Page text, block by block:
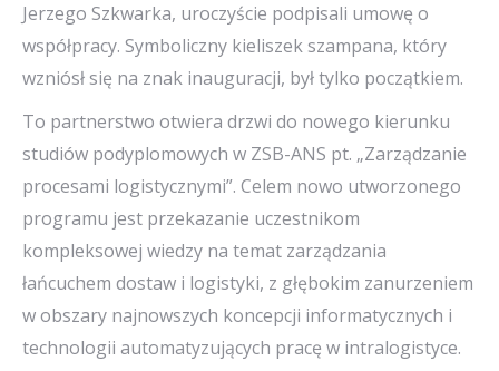
Jerzego Szkwarka, uroczyście podpisali umowę o
współpracy. Symboliczny kieliszek szampana, który
wzniósł się na znak inauguracji, był tylko początkiem.
To partnerstwo otwiera drzwi do nowego kierunku
studiów podyplomowych w ZSB-ANS pt. „Zarządzanie
procesami logistycznymi”. Celem nowo utworzonego
programu jest przekazanie uczestnikom
kompleksowej wiedzy na temat zarządzania
łańcuchem dostaw i logistyki, z głębokim zanurzeniem
w obszary najnowszych koncepcji informatycznych i
technologii automatyzujących pracę w intralogistyce.